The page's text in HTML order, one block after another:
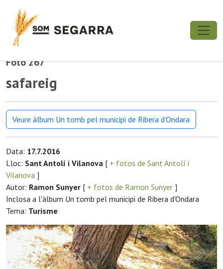
Foto 267
safareig
Veure àlbum Un tomb pel municipi de Ribera d'Ondara
Data: 17.7.2016
Lloc: Sant Antolí i Vilanova [ + fotos de Sant Antolí i
Vilanova ]
Autor: Ramon Sunyer [ + fotos de Ramon Sunyer ]
Inclosa a l'àlbum Un tomb pel municipi de Ribera d'Ondara
Tema: Turisme